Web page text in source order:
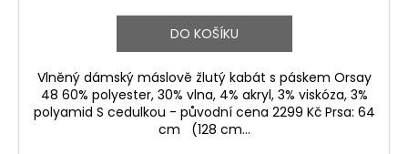
DO KOŠÍKU
Vlněný dámský máslově žlutý kabát s páskem Orsay
48 60% polyester, 30% vlna, 4% akryl, 3% viskóza, 3%
polyamid S cedulkou - původní cena 2299 Kč Prsa: 64
cm (128 cm...